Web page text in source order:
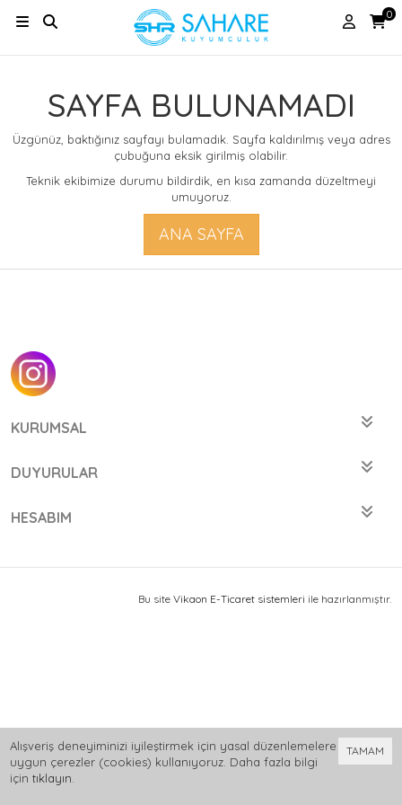
0
SAYFA BULUNAMADI
Üzgünüz, baktığınız sayfayı bulamadık. Sayfa kaldırılmış veya adres
çubuğuna eksik girilmiş olabilir.
Teknik ekibimize durumu bildirdik, en kısa zamanda düzeltmeyi
umuyoruz.
ANA SAYFA
KURUMSAL
DUYURULAR
HESABIM
Bu site Vikaon E-Ticaret sistemleri ile hazırlanmıştır.
TAMAM
Alışveriş deneyiminizi iyileştirmek için yasal düzenlemelere
uygun çerezler (cookies) kullanıyoruz. Daha fazla bilgi
için tıklayın